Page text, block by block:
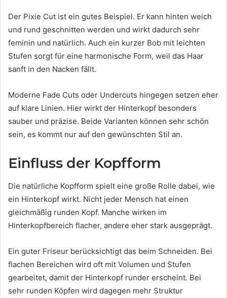
Der Pixie Cut ist ein gutes Beispiel. Er kann hinten weich
und rund geschnitten werden und wirkt dadurch sehr
feminin und natürlich. Auch ein kurzer Bob mit leichten
Stufen sorgt für eine harmonische Form, weil das Haar
sanft in den Nacken fällt.
Moderne Fade Cuts oder Undercuts hingegen setzen eher
auf klare Linien. Hier wirkt der Hinterkopf besonders
sauber und präzise. Beide Varianten können sehr schön
sein, es kommt nur auf den gewünschten Stil an.
Einfluss der Kopfform
Die natürliche Kopfform spielt eine große Rolle dabei, wie
ein Hinterkopf wirkt. Nicht jeder Mensch hat einen
gleichmäßig runden Kopf. Manche wirken im
Hinterkopfbereich flacher, andere eher stark ausgeprägt.
Ein guter Friseur berücksichtigt das beim Schneiden. Bei
flachen Bereichen wird oft mit Volumen und Stufen
gearbeitet, damit der Hinterkopf runder erscheint. Bei
sehr runden Köpfen wird dagegen mehr Struktur